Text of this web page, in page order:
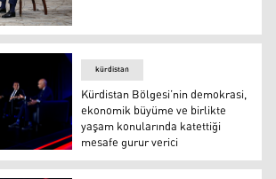
güven ve istikrarın beşiğidir
Hakim Ferhad ile Kanadalı
kürdistan
Kürdistan Bölgesi’nin demokrasi,
ekonomik büyüme ve birlikte
yaşam konularında katettiği
mesafe gurur verici